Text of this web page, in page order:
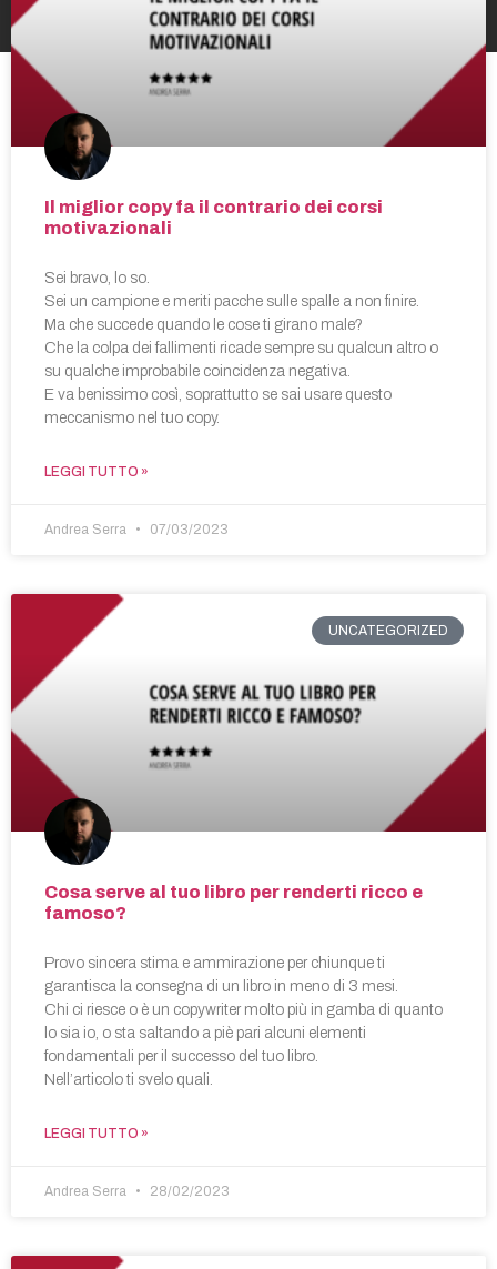
Il miglior copy fa il contrario dei corsi
motivazionali
Sei bravo, lo so.
Sei un campione e meriti pacche sulle spalle a non finire.
Ma che succede quando le cose ti girano male?
Che la colpa dei fallimenti ricade sempre su qualcun altro o
su qualche improbabile coincidenza negativa.
E va benissimo così, soprattutto se sai usare questo
meccanismo nel tuo copy.
LEGGI TUTTO »
Andrea Serra 07/03/2023
UNCATEGORIZED
Cosa serve al tuo libro per renderti ricco e
famoso?
Provo sincera stima e ammirazione per chiunque ti
garantisca la consegna di un libro in meno di 3 mesi.
Chi ci riesce o è un copywriter molto più in gamba di quanto
lo sia io, o sta saltando a piè pari alcuni elementi
fondamentali per il successo del tuo libro.
Nell’articolo ti svelo quali.
LEGGI TUTTO »
Andrea Serra 28/02/2023